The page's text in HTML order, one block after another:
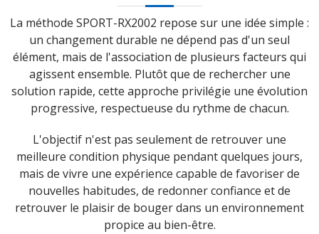
La méthode SPORT-RX2002 repose sur une idée simple :
un changement durable ne dépend pas d'un seul
élément, mais de l'association de plusieurs facteurs qui
agissent ensemble. Plutôt que de rechercher une
solution rapide, cette approche privilégie une évolution
progressive, respectueuse du rythme de chacun.
L'objectif n'est pas seulement de retrouver une
meilleure condition physique pendant quelques jours,
mais de vivre une expérience capable de favoriser de
nouvelles habitudes, de redonner confiance et de
retrouver le plaisir de bouger dans un environnement
propice au bien-être.